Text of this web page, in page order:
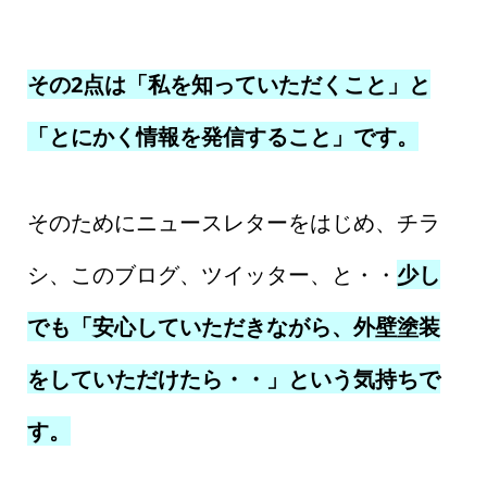
その2点は「私を知っていただくこと」と
「とにかく情報を発信すること」です。
そのためにニュースレターをはじめ、チラ
シ、このブログ、ツイッター、と・・ 少し
でも「安心していただきながら、外壁塗装
をしていただけたら・・」という気持ちで
す。